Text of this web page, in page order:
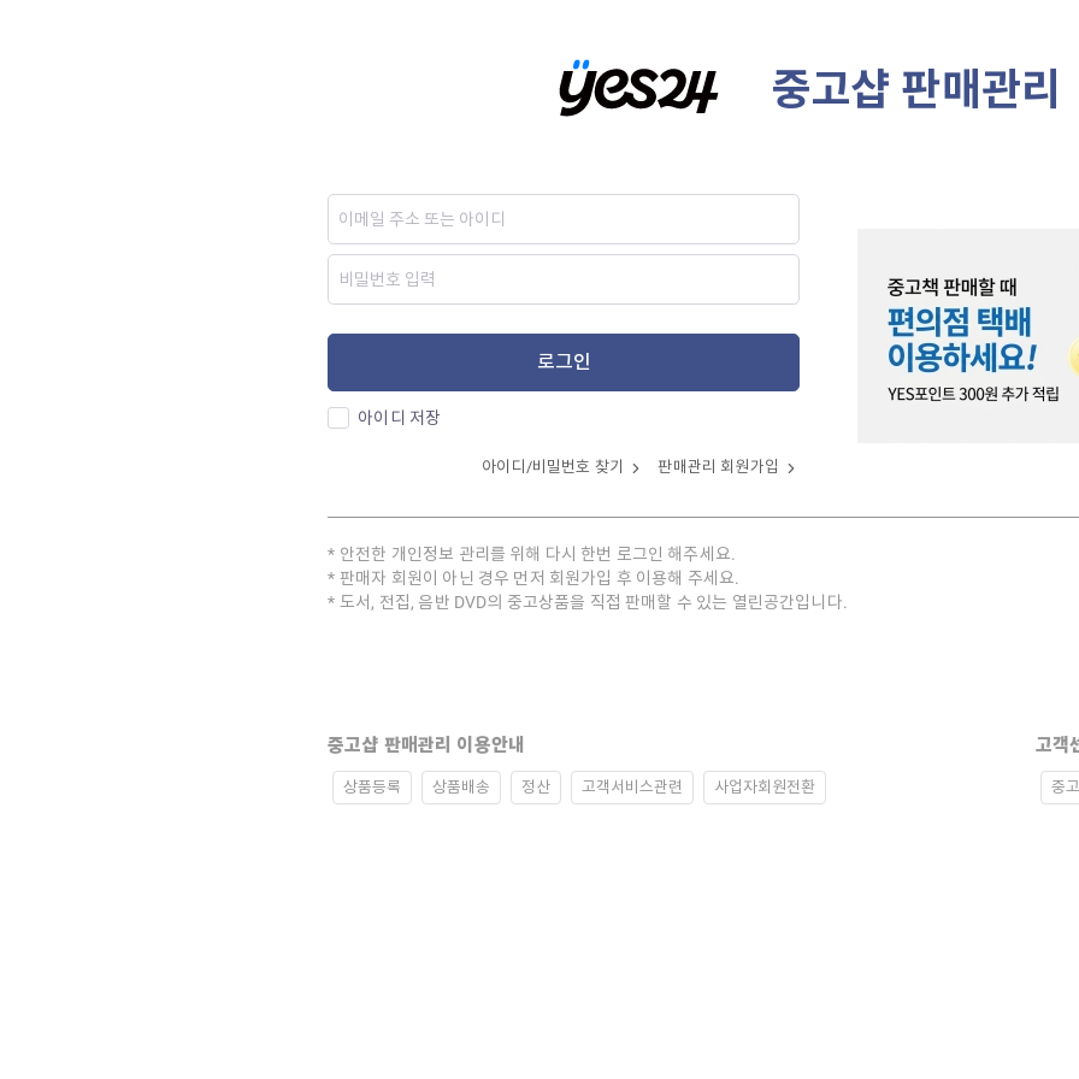
중고샵 판매관리
로그인
아이디 저장
아이디/비밀번호 찾기 판매관리 회원가입
안전한 개인정보 관리를 위해 다시 한번 로그인 해주세요.
판매자 회원이 아닌 경우 먼저 회원가입 후 이용해 주세요.
도서, 전집, 음반 DVD의 중고상품을 직접 판매할 수 있는 열린공간입니다.
중고샵 판매관리 이용안내
상품등록 상품배송 정산 고객서비스관련 사업자회원전환
고객
중